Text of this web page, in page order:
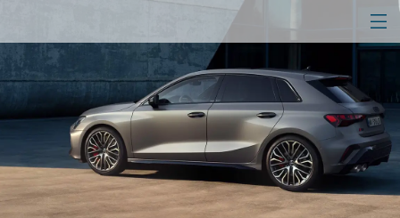
Przejdź do treści
Przejdź do konfiguratora
Przejdź do stopki
Firma
Klient indywidualny